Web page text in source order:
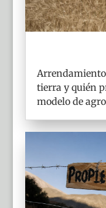
tierra y quién
modelo de